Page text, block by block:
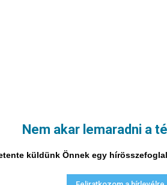
Nem akar lemaradni a
küldünk Önnek egy